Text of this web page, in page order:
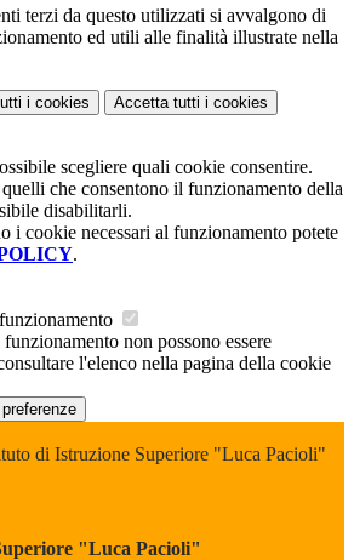
terzi da questo utilizzati si avvalgono di
ed utili alle finalità illustrate nella
i cookies Accetta tutti i cookies
scegliere quali cookie consentire.
che consentono il funzionamento della
disabilitarli.
i cookie necessari al funzionamento potete
.
non possono essere
l'elenco nella pagina della cookie
di Istruzione Superiore "Luca Pacioli"
"Luca Pacioli"